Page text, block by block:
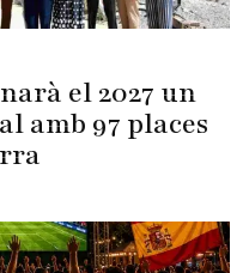
el 2027 un
amb 97 places